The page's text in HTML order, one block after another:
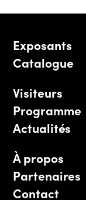
Exposants
Catalogue
Visiteurs
Programme
Actualités
À propos
Partenaires
Contact